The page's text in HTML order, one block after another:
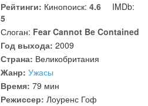
Рейтинги: Кинопоиск: 4.6
IMDb:
5
Слоган: Fear Cannot Be Contained
Год выхода: 2009
Страна: Великобритания
Жанр: Ужасы
Время: 79 мин
Режиссер: Лоуренс Гоф